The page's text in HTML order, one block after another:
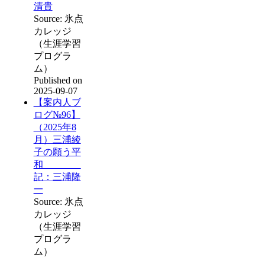
清貴
Source: 氷点
カレッジ
（生涯学習
プログラ
ム）
Published on
2025-09-07
【案内人ブ
ログ№96】
（2025年8
月）三浦綾
子の願う平
和
記：三浦隆
一
Source: 氷点
カレッジ
（生涯学習
プログラ
ム）